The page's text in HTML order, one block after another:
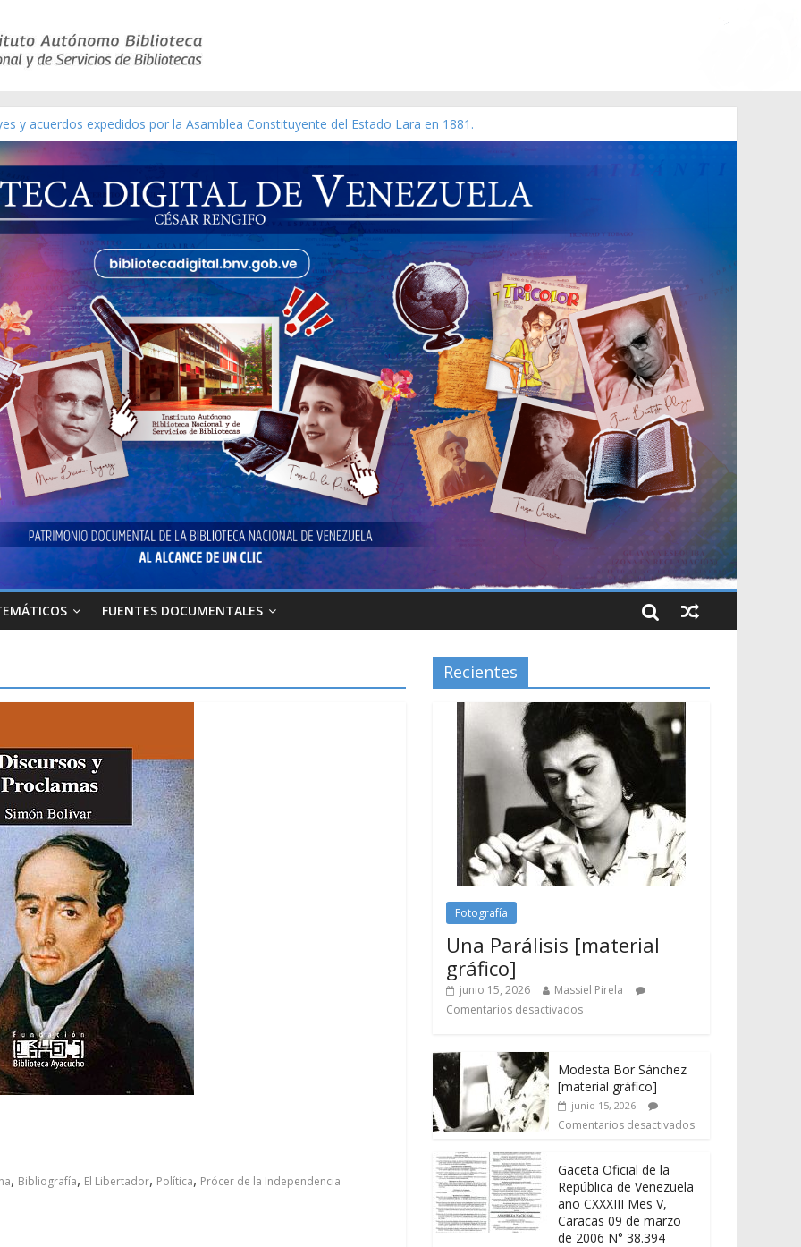
y acuerdos expedidos por la Asamblea Constituyente del Estado Lara en 1881.
gráfico]
[material gráfico]
la República de Venezuela año CXXXIII Mes V, Caracas 09 de marzo de 2006 N° 38.394
de obras de Modesta Bor
FUENTES DOCUMENTALES
, Bibliografía, El Libertador, Política, Prócer de la Independencia
Recientes
Fotografía
Una Parálisis [material
gráfico]
junio 15, 2026
Massiel Pirela
Comentarios desactivados
Modesta Bor Sánchez
[material gráfico]
junio 15, 2026
Comentarios desactivados
Gaceta Oficial de la
República de Venezuela
año CXXXIII Mes V,
Caracas 09 de marzo
de 2006 N° 38.394